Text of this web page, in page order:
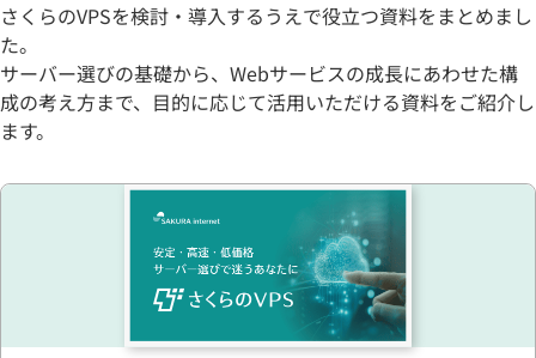
さくらのVPSを検討・導入するうえで役立つ資料をまとめまし
た。
サーバー選びの基礎から、Webサービスの成長にあわせた構
成の考え方まで、目的に応じて活用いただける資料をご紹介し
ます。